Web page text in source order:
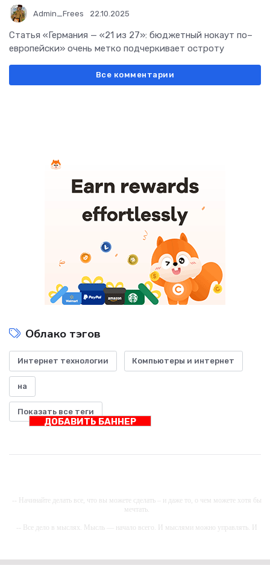
Admin_Frees 22.10.2025
Статья «Германия — «21 из 27»: бюджетный нокаут по–
европейски» очень метко подчеркивает остроту
Все комментарии
Облако тэгов
Интернет технологии Компьютеры и интернет
на
Показать все теги
ДОБАВИТЬ БАННЕР
-- Начинайте делать все, что вы можете сделать – и даже то, о чем можете хотя бы
мечтать.
-- Все дело в мыслях. Мысль — начало всего. И мыслями можно управлять. И
себе придумали.